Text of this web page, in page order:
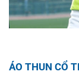
ÁO THUN CỔ